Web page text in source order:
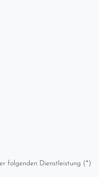
folgenden Dienstleistung (*)